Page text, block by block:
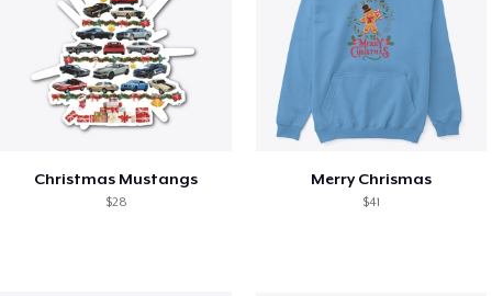
Christmas Mustangs
$28
Merry Chrismas
$41